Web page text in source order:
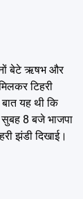
बेटे ऋषभ और
टिहरी
यह थी कि
सुबह 8 बजे भाजपा
झंडी दिखाई।